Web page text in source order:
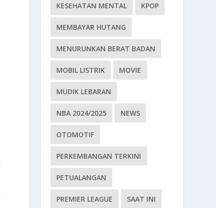
KESEHATAN MENTAL KPOP
MEMBAYAR HUTANG
MENURUNKAN BERAT BADAN
MOBIL LISTRIK MOVIE
MUDIK LEBARAN
NBA 2024/2025 NEWS
OTOMOTIF
PERKEMBANGAN TERKINI
PETUALANGAN
PREMIER LEAGUE SAAT INI